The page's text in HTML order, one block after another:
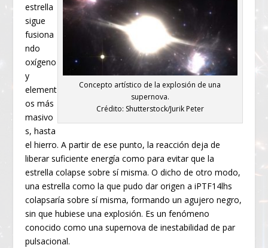
Concepto artístico de la explosión de una
supernova.
Crédito: Shutterstock/Jurik Peter
estrella
sigue
fusiona
ndo
oxígeno
y
element
os más
masivo
s, hasta
el hierro. A partir de ese punto, la reacción deja de
liberar suficiente energía como para evitar que la
estrella colapse sobre sí misma. O dicho de otro modo,
una estrella como la que pudo dar origen a iPTF14lhs
colapsaría sobre sí misma, formando un agujero negro,
sin que hubiese una explosión. Es un fenómeno
conocido como una supernova de inestabilidad de par
pulsacional.